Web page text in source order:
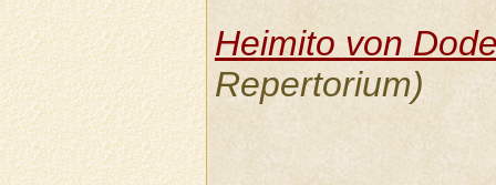
Heimito von
Repertorium)